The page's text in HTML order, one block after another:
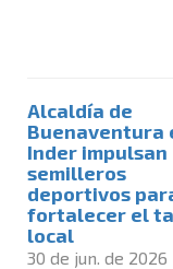
Alcaldía de
Buenaventura
Inder impulsan
semilleros
deportivos
fortalecer el
local
30 de jun. de 2026